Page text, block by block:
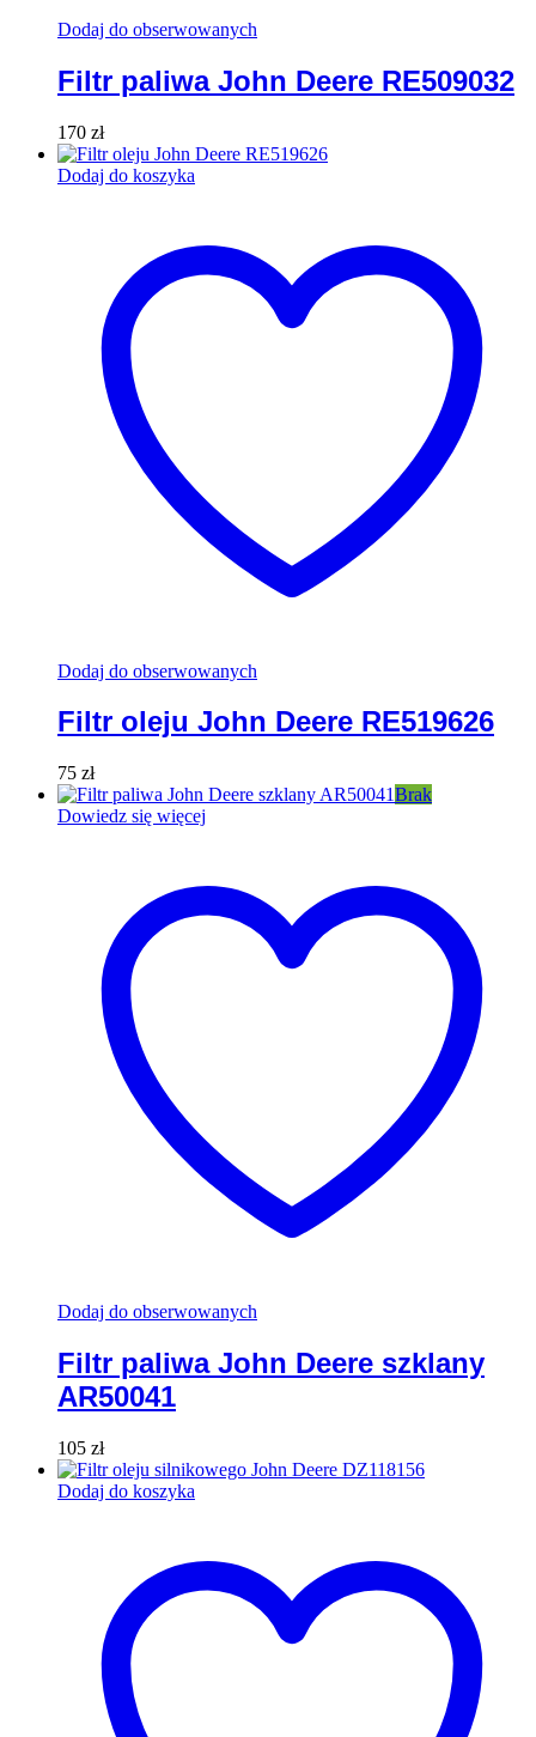
Dodaj do obserwowanych
Filtr paliwa John Deere RE509032
170 zł
Dodaj do koszyka
Dodaj do obserwowanych
Filtr oleju John Deere RE519626
75 zł
Brak
Dowiedz się więcej
Dodaj do obserwowanych
Filtr paliwa John Deere szklany
AR50041
105 zł
Dodaj do koszyka